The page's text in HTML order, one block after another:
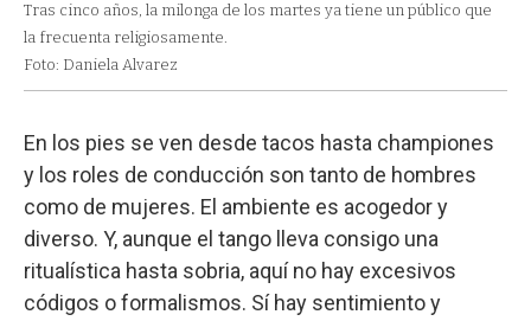
Tras cinco años, la milonga de los martes ya tiene un público que
la frecuenta religiosamente.
Foto: Daniela Alvarez
En los pies se ven desde tacos hasta championes
y los roles de conducción son tanto de hombres
como de mujeres. El ambiente es acogedor y
diverso. Y, aunque el tango lleva consigo una
ritualística hasta sobria, aquí no hay excesivos
códigos o formalismos. Sí hay sentimiento y